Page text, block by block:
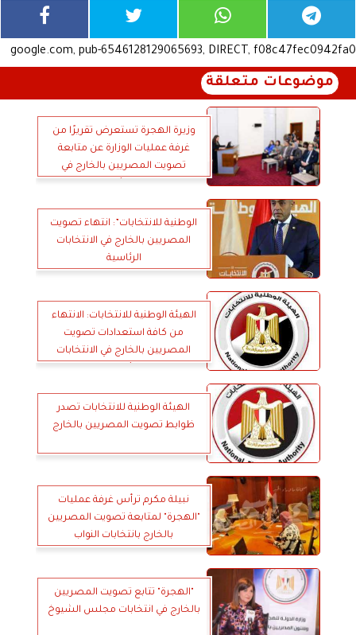
google.com, pub-6546128129065693, DIRECT, f08c47fec0942fa0
موضوعات متعلقة
وزيرة الهجرة تستعرض تقريرًا من
غرفة عمليات الوزارة عن متابعة
تصويت المصريين بالخارج في
الوطنية للانتخابات”: انتهاء تصويت
المصريين بالخارج في الانتخابات
الرئاسية
الهيئة الوطنية للانتخابات: الانتهاء
من كافة استعدادات تصويت
المصريين بالخارج في الانتخابات
الهيئة الوطنية للانتخابات تصدر
ظوابط تصويت المصريين بالخارج
نبيلة مكرم ترأس غرفة عمليات
"الهجرة" لمتابعة تصويت المصريين
بالخارج بانتخابات النواب
"الهجرة" تتابع تصويت المصريين
بالخارج في انتخابات مجلس الشيوخ